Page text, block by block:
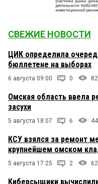
СВЕЖИЕ НОВОСТИ
ЦИК определила
бюллетене на выборах
6 августа 09:00 0 82
Омская область ввела
засухи
5 августа 18:07 6
КСУ взялся за ремонт
крупнейшем омском
5 августа 17:25 2
Киберсыщики